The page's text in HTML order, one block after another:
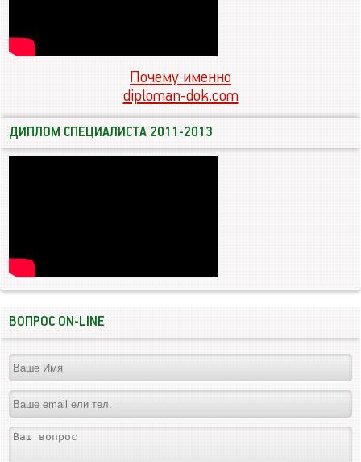
Почему именно
diploman-dok.com
ДИПЛОМ СПЕЦИАЛИСТА 2011-2013
ВОПРОС ON-LINE